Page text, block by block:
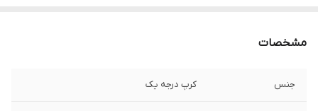
مشخصات
جنس کرپ درجه یک